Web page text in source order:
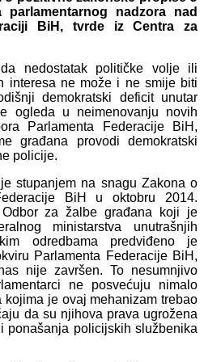
parlamentarnog nadzora nad
BiH, tvrde iz Centra za
nedostatak političke volje ili
interesa ne može i ne smije biti
demokratski deficit unutar
ogleda u neimenovanju novih
Parlamenta Federacije BiH,
građana provodi demokratski
policije.
stupanjem na snagu Zakona o
BiH u oktobru 2014.
za žalbe građana koji je
ministarstva unutrašnjih
odredbama predviđeno je
Parlamenta Federacije BiH,
nije završen. To nesumnjivo
ne posvećuju nimalo
kojima je ovaj mehanizam trebao
da su njihova prava ugrožena
ponašanja policijskih službenika